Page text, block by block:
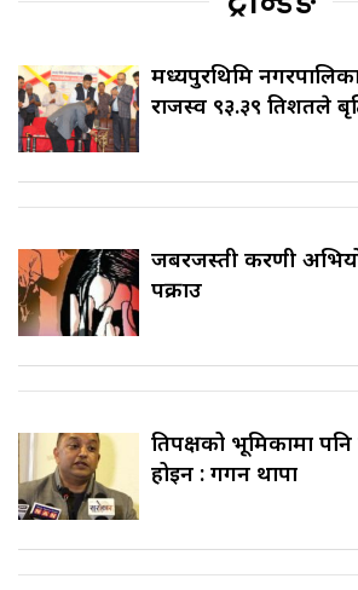
मध्यपुरथिमि
राजस्व ९३.३९ प्रतिशतले
जबरजस्ती करणी
पक्राउ
प्रतिपक्षको भूमिकामा
होइन : गगन थापा